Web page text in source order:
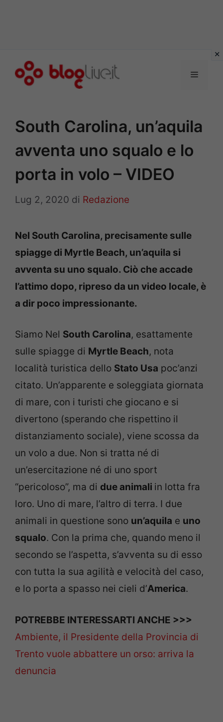
Menu
South Carolina, un’aquila
avventa uno squalo e lo
porta in volo – VIDEO
Lug 2, 2020 di Redazione
Nel South Carolina, precisamente sulle
spiagge di Myrtle Beach, un’aquila si
avventa su uno squalo. Ciò che accade
l’attimo dopo, ripreso da un video locale, è
a dir poco impressionante.
Siamo Nel South Carolina, esattamente
sulle spiagge di Myrtle Beach, nota
località turistica dello Stato Usa poc’anzi
citato. Un’apparente e soleggiata giornata
di mare, con i turisti che giocano e si
divertono (sperando che rispettino il
distanziamento sociale), viene scossa da
un volo a due. Non si tratta né di
un’esercitazione né di uno sport
“pericoloso”, ma di due animali in lotta fra
loro. Uno di mare, l’altro di terra. I due
animali in questione sono un’aquila e uno
squalo. Con la prima che, quando meno il
secondo se l’aspetta, s’avventa su di esso
con tutta la sua agilità e velocità del caso,
e lo porta a spasso nei cieli d’America.
POTREBBE INTERESSARTI ANCHE >>>
Ambiente, il Presidente della Provincia di
Trento vuole abbattere un orso: arriva la
denuncia